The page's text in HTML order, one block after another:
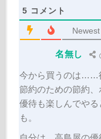
5 コメント
Newest
名無し
今から買うのは……
節約のための節約
優待も楽しんでや
も。